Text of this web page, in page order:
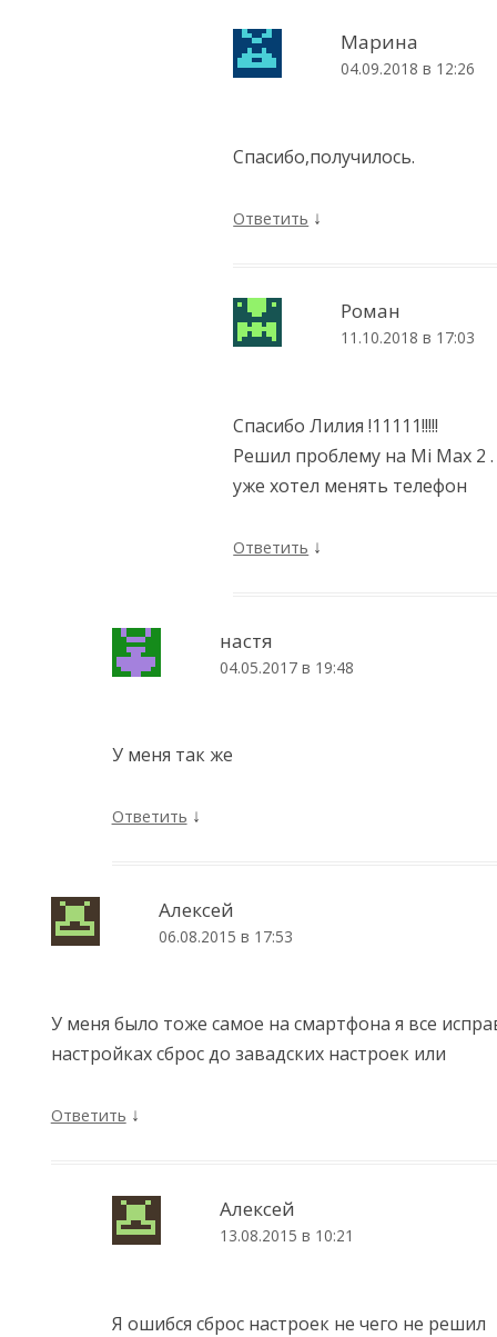
Марина
04.09.2018 в 12:26
Спасибо,получилось.
Ответить ↓
Роман
11.10.2018 в 17:03
Спасибо Лилия !11111!!!!!
Решил проблему на Mi Max 2 .
уже хотел менять телефон
Ответить ↓
настя
04.05.2017 в 19:48
У меня так же
Ответить ↓
Алексей
06.08.2015 в 17:53
У меня было тоже самое на смартфона я все
настройках сброс до завадских настроек или
Ответить ↓
Алексей
13.08.2015 в 10:21
Я ошибся сброс настроек не чего не решил